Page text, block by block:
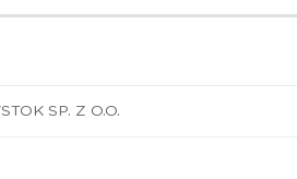
SP. Z O.O.